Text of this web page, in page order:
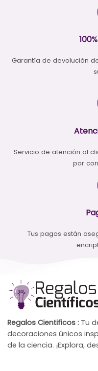
Garantía de devolución
Servicio de atención al
por
Tus pagos están
Regalos Cientificos : Tu
decoraciones únicos
de la ciencia. ¡Explora,